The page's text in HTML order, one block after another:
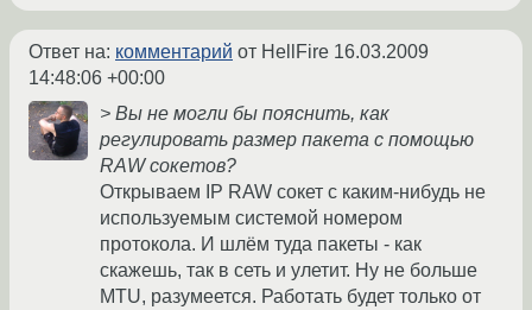
Ответ на: комментарий от HellFire 16.03.2009
14:48:06 +00:00
> Вы не могли бы пояснить, как
регулировать размер пакета с помощью
RAW сокетов?
Открываем IP RAW сокет с каким-нибудь не
используемым системой номером
протокола. И шлём туда пакеты - как
скажешь, так в сеть и улетит. Ну не больше
MTU, разумеется. Работать будет только от